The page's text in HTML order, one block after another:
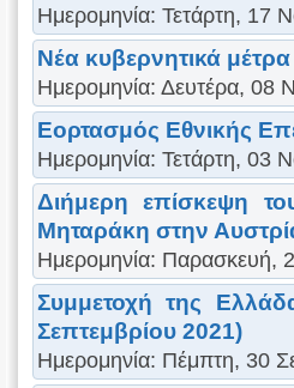
Ημερομηνία: Τετάρτη, 17
Νέα κυβερνητικά
Ημερομηνία: Δευτέρα, 08
Εορτασμός Εθνικής
Ημερομηνία: Τετάρτη, 03
Διήμερη επίσκεψη
Μηταράκη στην
Ημερομηνία: Παρασκευή,
Συμμετοχή της
Σεπτεμβρίου 2021)
Ημερομηνία: Πέμπτη, 30